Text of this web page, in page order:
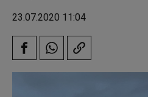
23.07.2020 11:04